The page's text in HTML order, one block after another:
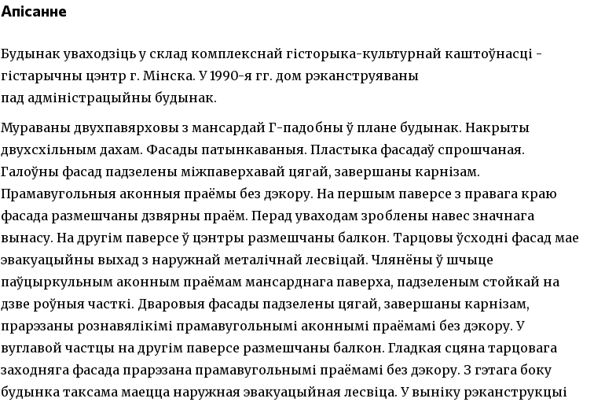
Апісанне
Будынак уваходзіць у склад комплекснай гісторыка-культурнай каштоўнасці -
гістарычны цэнтр г. Мінска. У 1990-я гг. дом рэканструяваны
пад адміністрацыйны будынак.
Мураваны двухпавярховы з мансардай Г-падобны ў плане будынак. Накрыты
двухсхільным дахам. Фасады патынкаваныя. Пластыка фасадаў спрошчаная.
Галоўны фасад падзелены міжпаверхавай цягай, завершаны карнізам.
Прамавугольныя аконныя праёмы без дэкору. На першым паверсе з правага краю
фасада размешчаны дзвярны праём. Перад уваходам зроблены навес значнага
вынасу. На другім паверсе ў цэнтры размешчаны балкон. Тарцовы ўсходні фасад мае
эвакуацыйны выхад з наружнай металічнай лесвіцай. Члянёны ў шчыце
паўцыркульным аконным праёмам мансарднага паверха, падзеленым стойкай на
дзве роўныя часткі. Дваровыя фасады падзелены цягай, завершаны карнізам,
прарэзаны рознавялікімі прамавугольнымі аконнымі праёмамі без дэкору. У
вуглавой частцы на другім паверсе размешчаны балкон. Гладкая сцяна тарцовага
заходняга фасада прарэзана прамавугольнымі праёмамі без дэкору. З гэтага боку
будынка таксама маецца наружная эвакуацыйная лесвіца. У выніку рэканструкцыі